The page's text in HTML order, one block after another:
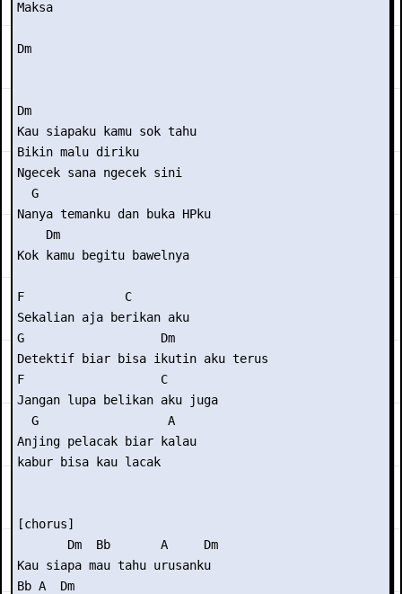
Maksa
Dm
Dm
Kau siapaku kamu sok tahu
Bikin malu diriku
Ngecek sana ngecek sini
  G
Nanya temanku dan buka HPku
    Dm
Kok kamu begitu bawelnya
F              C
Sekalian aja berikan aku
G                   Dm
Detektif biar bisa ikutin aku terus
F                   C
Jangan lupa belikan aku juga
  G                  A
Anjing pelacak biar kalau
kabur bisa kau lacak
[chorus]
       Dm  Bb       A     Dm
Kau siapa mau tahu urusanku
Bb A  Dm